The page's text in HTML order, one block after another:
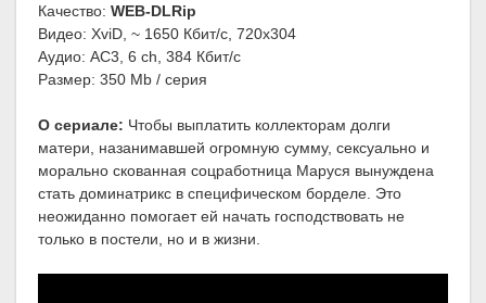
Качество: WEB-DLRip
Видео: XviD, ~ 1650 Кбит/с, 720x304
Аудио: AC3, 6 ch, 384 Кбит/с
Размер: 350 Mb / серия
О сериале: Чтобы выплатить коллекторам долги
матери, назанимавшей огромную сумму, сексуально и
морально скованная соцработница Маруся вынуждена
стать доминатрикс в специфическом борделе. Это
неожиданно помогает ей начать господствовать не
только в постели, но и в жизни.